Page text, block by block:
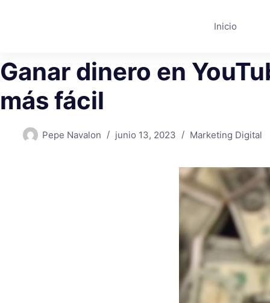
Inicio
Ganar dinero en
más fácil
Pepe Navalon junio 13, 2023 Marketing Digital